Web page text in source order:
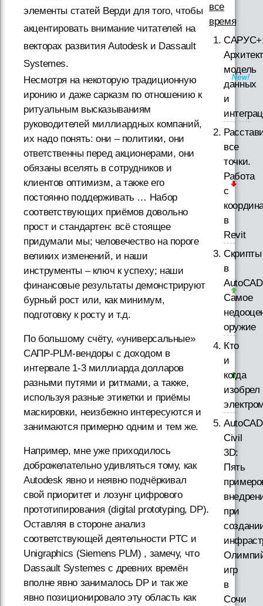
элементы статей Верди для того, чтобы
акцентировать внимание читателей на
векторах развития Autodesk и Dassault
Systemes.
Несмотря на некоторую традиционную
иронию и даже сарказм по отношению к
ритуальным высказываниям
руководителей миллиардных компаний,
их надо понять: они – политики, они
ответственны перед акционерами, они
обязаны вселять в сотрудников и
клиентов оптимизм, а также его
постоянно поддерживать … Набор
соответствующих приёмов довольно
прост и стандартен: всё стоящее
придумали мы; человечество на пороге
великих изменений, и наши
инструменты – ключ к успеху; наши
финансовые результаты демонстрируют
бурный рост или, как минимум,
подготовку к росту и т.д.
По большому счёту, «универсальные»
САПР-PLM-вендоры с доходом в
интервале 1-3 миллиарда долларов
разными путями и ритмами, а также,
используя разные этикетки и приёмы
маскировки, неизбежно интересуются и
занимаются примерно одним и тем же.
Например, мне уже приходилось
доброжелательно удивляться тому, как
Autodesk явно и неявно подчёркивал
свой приоритет и лозунг цифрового
прототипирования (digital prototyping, DP).
Оставляя в стороне анализ
соответствующей деятельности PTC и
Unigraphics (Siemens PLM) , замечу, что
Dassault Systemes с древних времён
вполне явно занималось DP и так же
явно позиционировало эту область как
все
время
модель
данных
и
все
точки.
Работа
с
в
Revit
Скрипты
в
Самое
оружие
Кто
и
когда
изобрел
AutoCAD
Civil
3D:
Пять
при
игр
в
Сочи